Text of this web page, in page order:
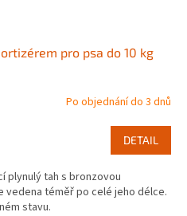
pro psa do 10 kg
Po objednání do 3 dnů
DETAIL
plynulý tah s bronzovou
vedena téměř po celé jeho délce.
stavu.